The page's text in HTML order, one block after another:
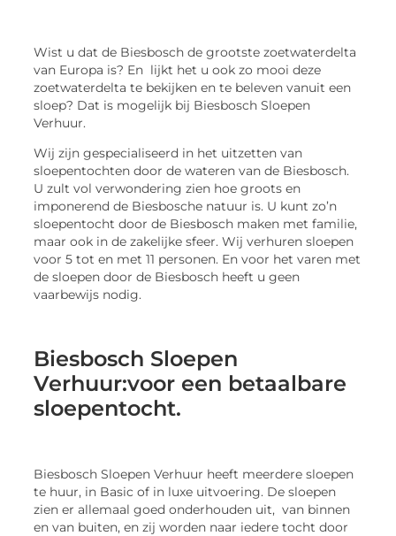
Wist u dat de Biesbosch de grootste zoetwaterdelta
van Europa is? En lijkt het u ook zo mooi deze
zoetwaterdelta te bekijken en te beleven vanuit een
sloep? Dat is mogelijk bij Biesbosch Sloepen
Verhuur.
Wij zijn gespecialiseerd in het uitzetten van
sloepentochten door de wateren van de Biesbosch.
U zult vol verwondering zien hoe groots en
imponerend de Biesbosche natuur is. U kunt zo’n
sloepentocht door de Biesbosch maken met familie,
maar ook in de zakelijke sfeer. Wij verhuren sloepen
voor 5 tot en met 11 personen. En voor het varen met
de sloepen door de Biesbosch heeft u geen
vaarbewijs nodig.
Biesbosch Sloepen
Verhuur:voor een betaalbare
sloepentocht.
Biesbosch Sloepen Verhuur heeft meerdere sloepen
te huur, in Basic of in luxe uitvoering. De sloepen
zien er allemaal goed onderhouden uit, van binnen
en van buiten, en zij worden naar iedere tocht door